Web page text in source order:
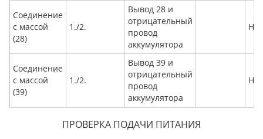
Соединение
с массой
(28)
1./2.
Вывод 28 и
отрицательный
провод
аккумулятора
Соединение
с массой
(39)
1./2.
Вывод 39 и
отрицательный
провод
аккумулятора
ПРОВЕРКА ПОДАЧИ ПИТАНИЯ